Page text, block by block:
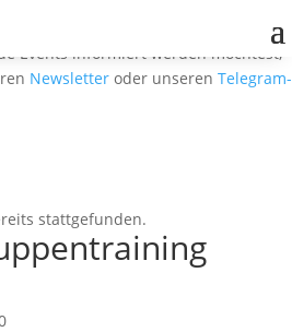
Events informiert werden möchtest,
Newsletter oder unseren Telegram-
stattgefunden.